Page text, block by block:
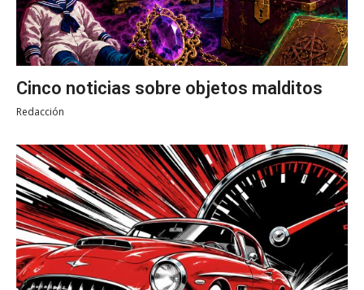
Cinco noticias sobre objetos malditos
Redacción